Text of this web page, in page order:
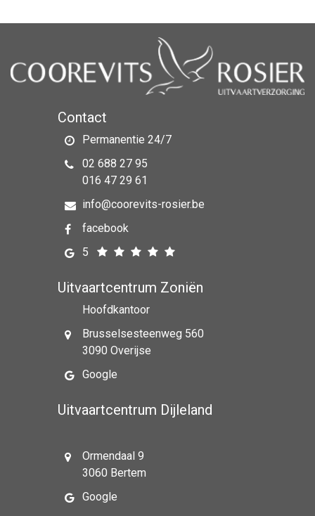
Contact
Permanentie 24/7
02 688 27 95
016 47 29 61
info@coorevits-rosier.be
facebook
5
Uitvaartcentrum Zoniën
Hoofdkantoor
Brusselsesteenweg 560
3090 Overijse
Google
Uitvaartcentrum Dijleland
Ormendaal 9
3060 Bertem
Google